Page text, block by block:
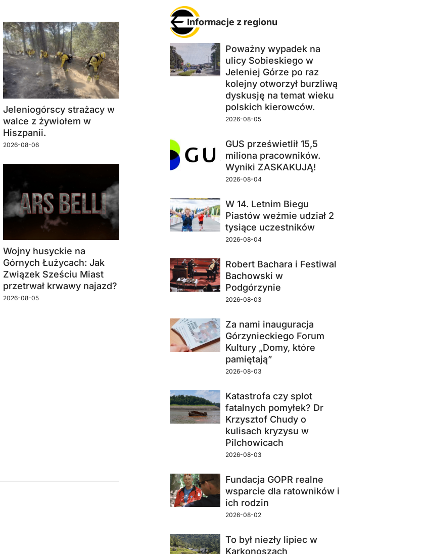
Jeleniogórscy strażacy w
walce z żywiołem w
Hiszpanii.
2026-08-06
Wojny husyckie na
Górnych Łużycach: Jak
Związek Sześciu Miast
przetrwał krwawy najazd?
2026-08-05
Informacje z regionu
Poważny wypadek na
ulicy Sobieskiego w
Jeleniej Górze po raz
kolejny otworzył burzliwą
dyskusję na temat wieku
polskich kierowców.
2026-08-05
GUS prześwietlił 15,5
miliona pracowników.
Wyniki ZASKAKUJĄ!
2026-08-04
W 14. Letnim Biegu
Piastów weźmie udział 2
tysiące uczestników
2026-08-04
Robert Bachara i Festiwal
Bachowski w
Podgórzynie
2026-08-03
Za nami inauguracja
Górzynieckiego Forum
Kultury „Domy, które
pamiętają”
2026-08-03
Katastrofa czy splot
fatalnych pomyłek? Dr
Krzysztof Chudy o
kulisach kryzysu w
Pilchowicach
2026-08-03
Fundacja GOPR realne
wsparcie dla ratowników i
ich rodzin
2026-08-02
To był niezły lipiec w
Karkonoszach